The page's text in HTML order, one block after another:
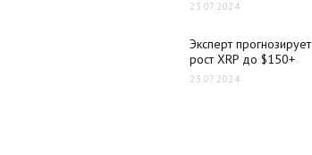
23.07.2024
Эксперт прогнозирует
рост XRP до $150+
23.07.2024